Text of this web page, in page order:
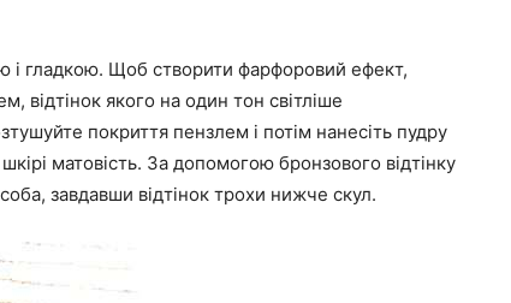
і гладкою. Щоб створити фарфоровий ефект,
відтінок якого на один тон світліше
покриття пензлем і потім нанесіть пудру
матовість. За допомогою бронзового відтінку
завдавши відтінок трохи нижче скул.